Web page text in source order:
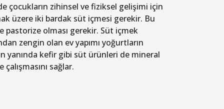
çocukların zihinsel ve fiziksel gelişimi için
üzere iki bardak süt içmesi gerekir. Bu
pastorize olması gerekir. Süt içmek
zengin olan ev yapımı yoğurtların
yanında kefir gibi süt ürünleri de mineral
sağlar.